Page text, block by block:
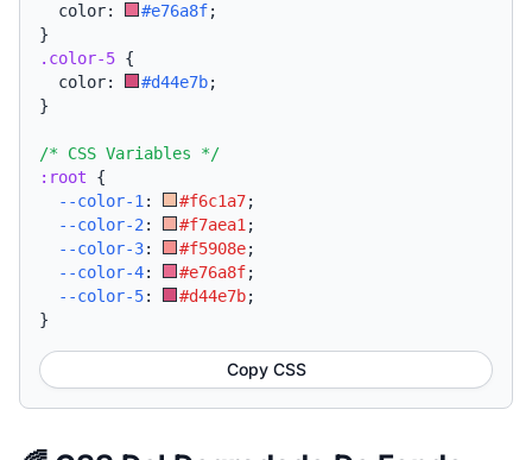
  color:
#e76a8f;
}
.color-5 {
  color:
#d44e7b;
}
/* CSS Variables */
:root {
--color-1 : #f6c1a7;
--color-2 : #f7aea1 ;
--color-3: #f5908e;
--color-4: #e76a8f;
--color-5: #d44e7b;
}
Copy CSS